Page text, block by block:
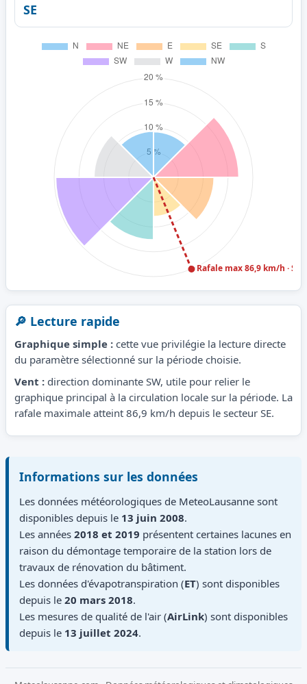
SE
🔎 Lecture rapide
Graphique simple : cette vue privilégie la lecture directe
du paramètre sélectionné sur la période choisie.
Vent : direction dominante SW, utile pour relier le
graphique principal à la circulation locale sur la période. La
rafale maximale atteint 86,9 km/h depuis le secteur SE.
Informations sur les données
Les données météorologiques de MeteoLausanne sont
disponibles depuis le 13 juin 2008.
Les années 2018 et 2019 présentent certaines lacunes en
raison du démontage temporaire de la station lors de
travaux de rénovation du bâtiment.
Les données d'évapotranspiration (ET) sont disponibles
depuis le 20 mars 2018.
Les mesures de qualité de l'air (AirLink) sont disponibles
depuis le 13 juillet 2024.